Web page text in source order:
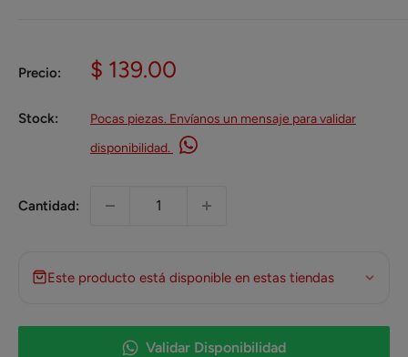
Precio:
Precio
venta
$ 139.00
Stock:
Pocas piezas. Envíanos un mensaje para validar
disponibilidad.
Cantidad:
Este producto está disponible en estas tiendas
Validar Disponibilidad